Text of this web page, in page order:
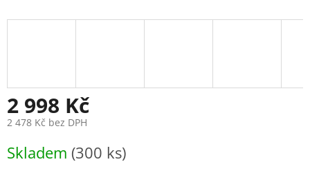
2 998 Kč
2 478 Kč bez DPH
cena:
Skladem (300 ks)